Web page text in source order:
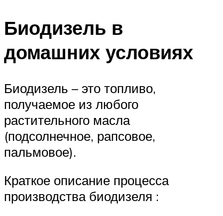
Биодизель в
домашних условиях
Биодизель – это топливо,
получаемое из любого
растительного масла
(подсолнечное, рапсовое,
пальмовое).
Краткое описание процесса
производства биодизеля :